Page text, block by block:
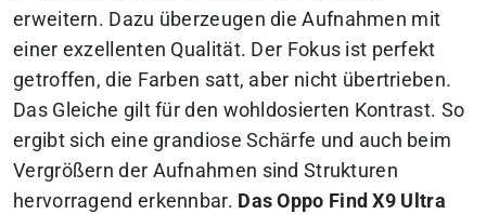
erweitern. Dazu überzeugen die Aufnahmen mit
einer exzellenten Qualität. Der Fokus ist perfekt
getroffen, die Farben satt, aber nicht übertrieben.
Das Gleiche gilt für den wohldosierten Kontrast. So
ergibt sich eine grandiose Schärfe und auch beim
Vergrößern der Aufnahmen sind Strukturen
hervorragend erkennbar. Das Oppo Find X9 Ultra